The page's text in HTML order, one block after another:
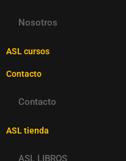
Nosotros
ASL cursos
Contacto
Contacto
ASL tienda
ASL LIBROS